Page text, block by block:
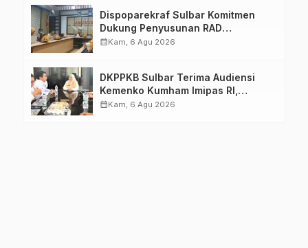
Dispoparekraf Sulbar Komitmen
Dukung Penyusunan RAD
TPB/SDGs Sulawesi Barat
calendar_monthKam, 6 Agu 2026
DKPPKB Sulbar Terima Audiensi
Kemenko Kumham Imipas RI,
Perkuat Pelayanan Kesehatan bagi
calendar_monthKam, 6 Agu 2026